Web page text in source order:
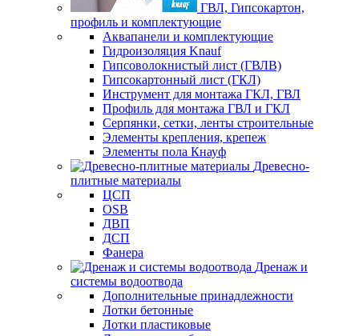
ГВЛ, Гипсокартон,
профиль и комплектующие
Аквапанели и комплектующие
Гидроизоляция Knauf
Гипсоволокнистый лист (ГВЛВ)
Гипсокартонный лист (ГКЛ)
Инструмент для монтажа ГКЛ, ГВЛ
Профиль для монтажа ГВЛ и ГКЛ
Серпянки, сетки, ленты строительные
Элементы крепления, крепеж
Элементы пола Кнауф
Древесно-
плитные материалы
ЦСП
OSB
ДВП
ДСП
Фанера
Дренаж и
системы водоотвода
Дополнительные принадлежности
Лотки бетонные
Лотки пластиковые